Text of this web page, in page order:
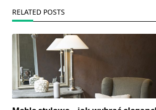
RELATED POSTS